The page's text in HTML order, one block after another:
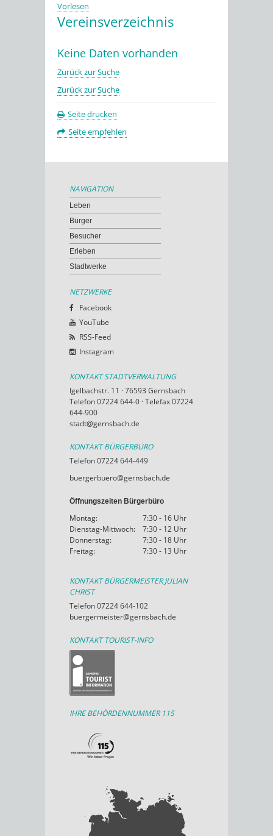
Vorlesen
Vereinsverzeichnis
Keine Daten vorhanden
Zurück zur Suche
Zurück zur Suche
Seite drucken
Seite empfehlen
NAVIGATION
Leben
Bürger
Besucher
Erleben
Stadtwerke
NETZWERKE
Facebook
YouTube
RSS-Feed
Instagram
KONTAKT STADTVERWALTUNG
Igelbachstr. 11 · 76593 Gernsbach
Telefon 07224 644-0 · Telefax 07224
644-900
stadt@gernsbach.de
KONTAKT BÜRGERBÜRO
Telefon 07224 644-449
buergerbuero@gernsbach.de
Öffnungszeiten Bürgerbüro
Montag:
7:30 - 16 Uhr
Dienstag-Mittwoch:
7:30 - 12 Uhr
Donnerstag:
7:30 - 18 Uhr
Freitag:
7:30 - 13 Uhr
KONTAKT BÜRGERMEISTER JULIAN
CHRIST
Telefon 07224 644-102
buergermeister@gernsbach.de
KONTAKT TOURIST-INFO
IHRE BEHÖRDENNUMMER 115